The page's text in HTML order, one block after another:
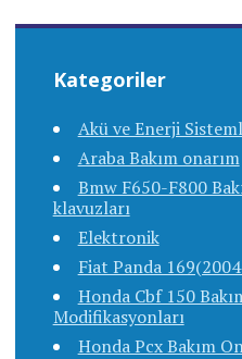
Kategoriler
Akü ve Enerji
Araba Bakım onarım
Bmw F650-F800
klavuzları
Elektronik
Fiat Panda
Honda Cbf 150
Modifikasyonları
Honda Pcx Bakım